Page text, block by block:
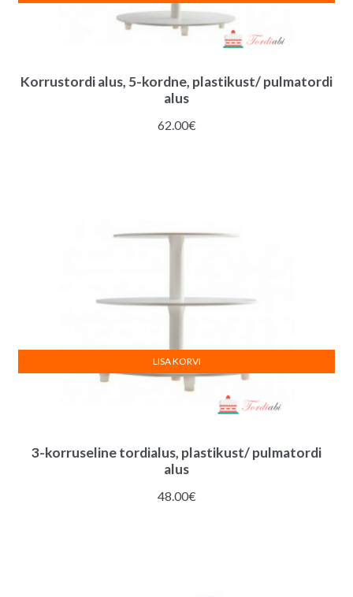
Korrustordi alus, 5-kordne, plastikust/ pulmatordi
alus
62.00€
3-korruseline tordialus, plastikust/ pulmatordi
alus
48.00€
LISA KORVI